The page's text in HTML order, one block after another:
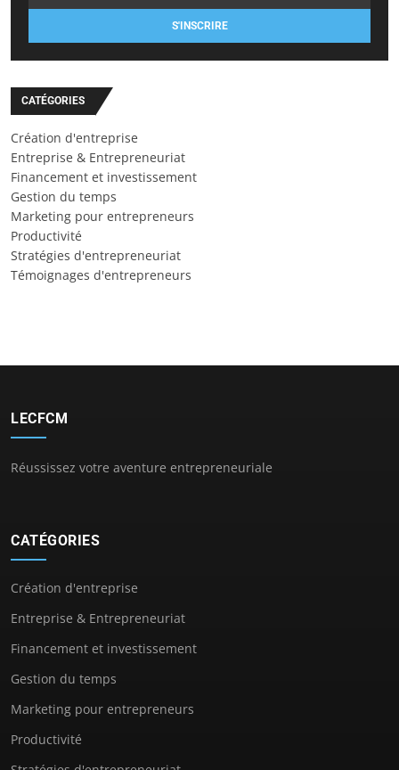
S'INSCRIRE
CATÉGORIES
Création d'entreprise
Entreprise & Entrepreneuriat
Financement et investissement
Gestion du temps
Marketing pour entrepreneurs
Productivité
Stratégies d'entrepreneuriat
Témoignages d'entrepreneurs
LECFCM
Réussissez votre aventure entrepreneuriale
CATÉGORIES
Création d'entreprise
Entreprise & Entrepreneuriat
Financement et investissement
Gestion du temps
Marketing pour entrepreneurs
Productivité